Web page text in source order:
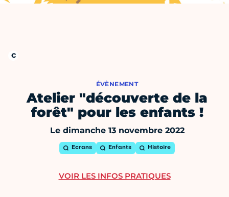
ÉVÈNEMENT
Atelier "découverte de la
forêt" pour les enfants !
Le dimanche 13 novembre 2022
Ecrans Enfants Histoire
VOIR LES INFOS PRATIQUES